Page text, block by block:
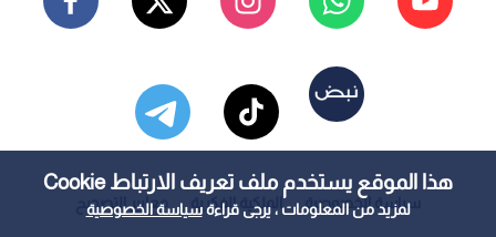
هذا الموقع يستخدم ملف تعريف الارتباط Cookie
لمزيد من المعلومات ، يرجى قراءةسياسة الخصوصية سياسة الخصوصية الملكية الفكرية معايير التصحيح